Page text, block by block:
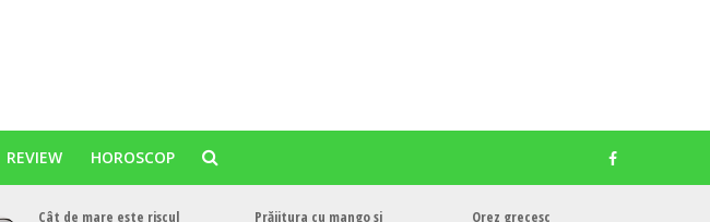
REVIEW HOROSCOP
Cât de mare este riscul
Prăjitura cu mango și
Orez grecesc